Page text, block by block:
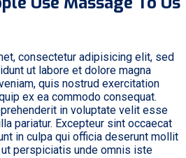
consectetur adipisicing elit, sed
ut labore et dolore magna
quis nostrud exercitation
ex ea commodo consequat.
in voluptate velit esse
pariatur. Excepteur sint occaecat
in culpa qui officia deserunt mollit
perspiciatis unde omnis iste